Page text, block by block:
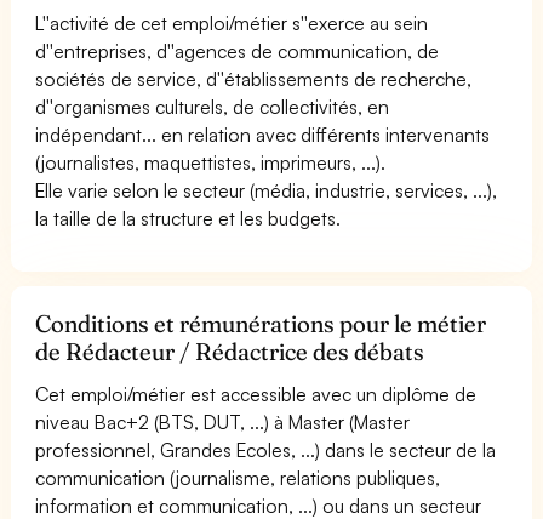
L''activité de cet emploi/métier s''exerce au sein
d''entreprises, d''agences de communication, de
sociétés de service, d''établissements de recherche,
d''organismes culturels, de collectivités, en
indépendant... en relation avec différents intervenants
(journalistes, maquettistes, imprimeurs, ...).
Elle varie selon le secteur (média, industrie, services, ...),
la taille de la structure et les budgets.
Conditions et rémunérations pour le métier
de Rédacteur / Rédactrice des débats
Cet emploi/métier est accessible avec un diplôme de
niveau Bac+2 (BTS, DUT, ...) à Master (Master
professionnel, Grandes Ecoles, ...) dans le secteur de la
communication (journalisme, relations publiques,
information et communication, ...) ou dans un secteur